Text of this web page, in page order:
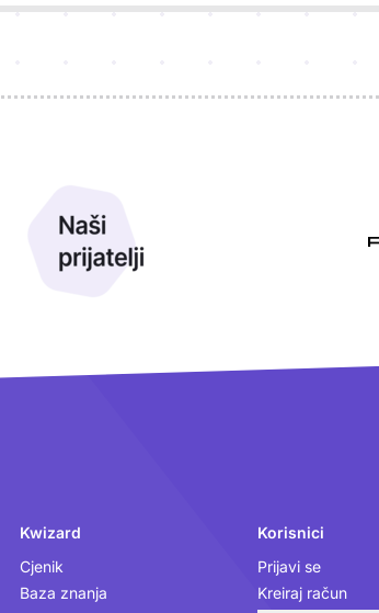
Kwizard
Cjenik
Baza znanja
Korisnici
Prijavi se
Kreiraj račun